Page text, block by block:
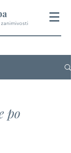
po